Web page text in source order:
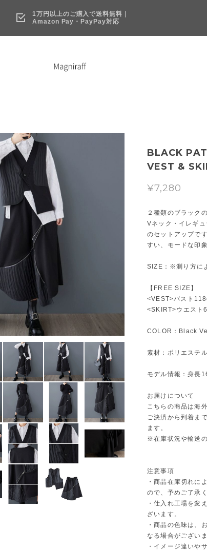
1万円以上のご購入で送料無料｜
Amazon Pay・PayPay対応
BLACK
VEST &
¥7,280
２種類のブラック
Vネック・イレギ
のセットアップで
すい、モードな印
SIZE：※測り方に
【FREE SIZE】
<VEST>バスト
<SKIRT>ウエスト
COLOR：Black
素材：ポリエステ
モデル情報：身長
お届けについて
こちらの商品は海
ご決済から到着ま
ます。
※在庫状況や輸送
注意事項
・商品在庫切れに
ので、予めご了承
・仕入れ工場を変
ざいます。
・商品の色味は、
なる場合がございま
・イメージ違いや